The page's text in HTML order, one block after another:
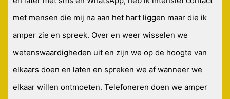
met mensen die mij na aan het hart liggen maar die ik
amper zie en spreek. Over en weer wisselen we
wetenswaardigheden uit en zijn we op de hoogte van
elkaars doen en laten en spreken we af wanneer we
elkaar willen ontmoeten. Telefoneren doen we amper